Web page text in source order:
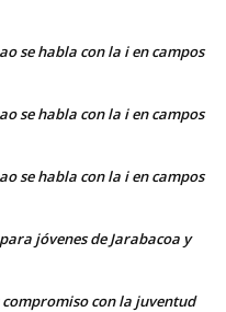
se habla con la i en campos
se habla con la i en campos
se habla con la i en campos
jóvenes de Jarabacoa y
compromiso con la juventud